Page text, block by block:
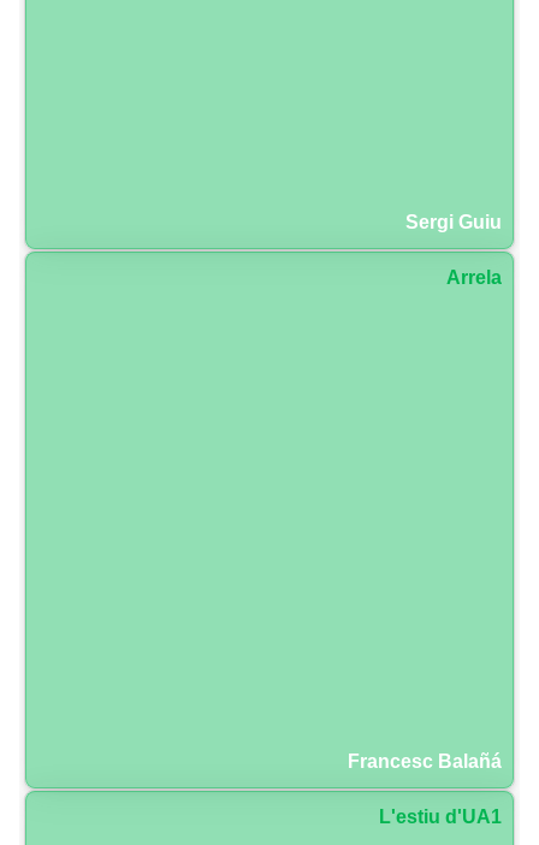
Sergi Guiu
Arrela
Francesc Balañá
L'estiu d'UA1